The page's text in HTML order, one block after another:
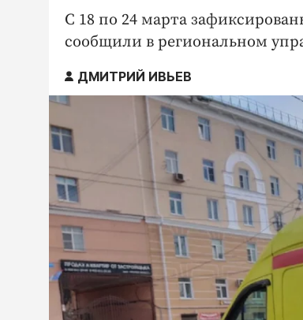
С 18 по 24 марта
сообщили в региональном
ДМИТРИЙ ИВЬЕВ